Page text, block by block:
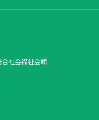
社会福祉会館